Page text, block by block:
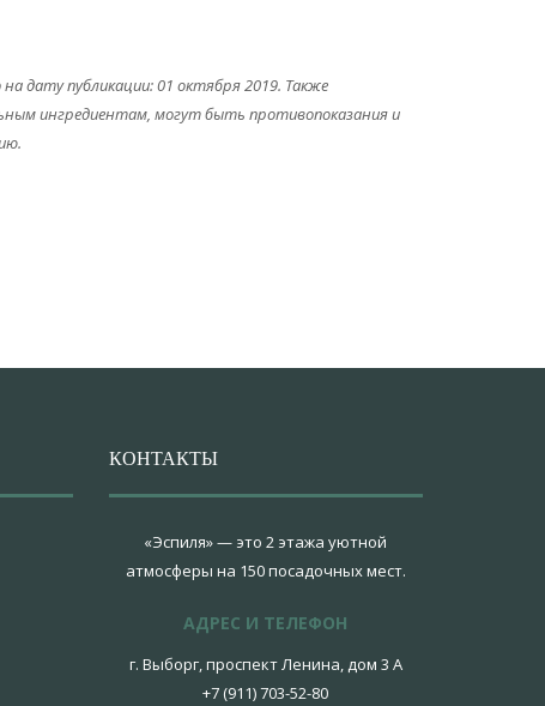
дату публикации: 01 октября 2019. Также
ингредиентам, могут быть противопоказания и
КОНТАКТЫ
«Эспиля» — это 2 этажа уютной
атмосферы на 150 посадочных мест.
АДРЕС И ТЕЛЕФОН
г. Выборг, проспект Ленина, дом 3 А
+7 (911) 703-52-80